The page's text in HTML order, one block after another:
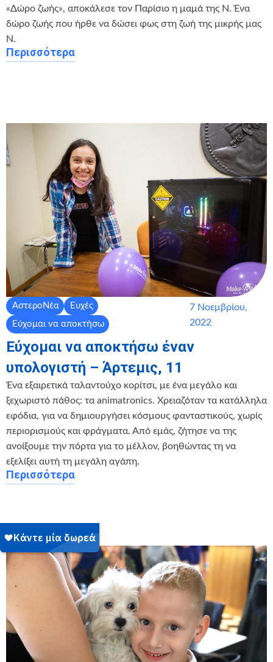
«Δώρο ζωής», αποκάλεσε τον Παρίσιο η μαμά της Ν. Ένα
δώρο ζωής που ήρθε να δώσει φως στη ζωή της μικρής μας
Ν.
Περισσότερα
ΑστεροΝέα
Ευχές
Εύχομαι να αποκτήσω
7 Νοεμβρίου,
2022
Εύχομαι να αποκτήσω έναν
υπολογιστή – Άρτεμις, 11
Ένα εξαιρετικά ταλαντούχο κορίτσι, με ένα μεγάλο και
ξεχωριστό πάθος: τα animatronics. Χρειαζόταν τα κατάλληλα
εφόδια, για να δημιουργήσει κόσμους φανταστικούς, χωρίς
περιορισμούς και φράγματα. Από εμάς, ζήτησε να της
ανοίξουμε την πόρτα για το μέλλον, βοηθώντας τη να
εξελίξει αυτή τη μεγάλη αγάπη.
Περισσότερα